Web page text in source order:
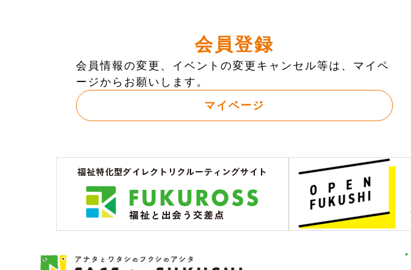
会員登録
会員情報の変更、イベントの変更キャンセル等は、マイペ
ージからお願いします。
マイページ